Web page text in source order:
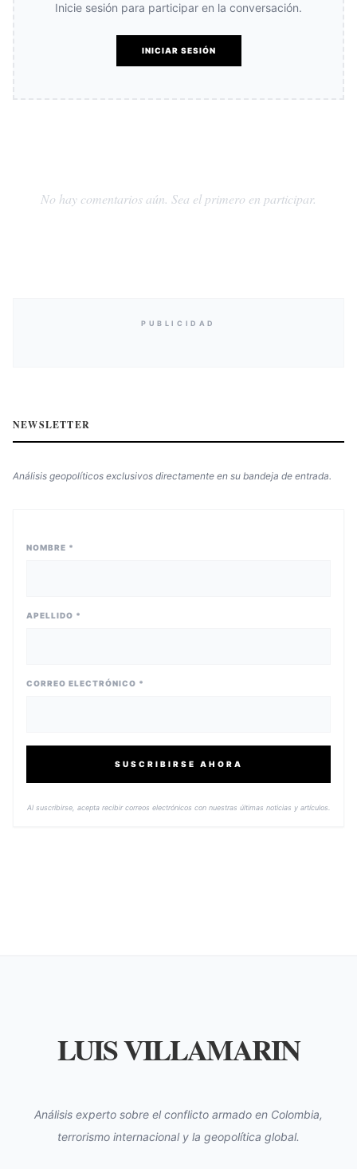
Inicie sesión para participar en la conversación.
INICIAR SESIÓN
No hay comentarios aún. Sea el primero en participar.
PUBLICIDAD
NEWSLETTER
Análisis geopolíticos exclusivos directamente en su bandeja de entrada.
NOMBRE *
APELLIDO *
CORREO ELECTRÓNICO *
SUSCRIBIRSE AHORA
Al suscribirse, acepta recibir correos electrónicos con nuestras últimas noticias y artículos.
LUIS VILLAMARIN
Análisis experto sobre el conflicto armado en Colombia,
terrorismo internacional y la geopolítica global.